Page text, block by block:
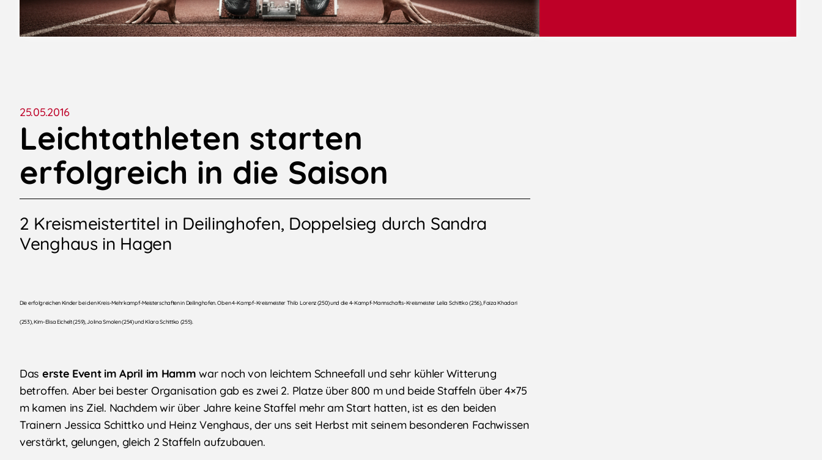
25.05.2016
Leichtathleten starten
erfolgreich in die Saison
2 Kreismeistertitel in Deilinghofen, Doppelsieg durch Sandra
Venghaus in Hagen
Die erfolgreichen Kinder bei den Kreis-Mehrkampf-Meisterschaften in Deilinghofen. Oben 4-Kampf-Kreismeister Thilo Lorenz (250) und die 4-Kampf-Mannschafts-Kreismeister Lelia Schittko (256), Faiza Khadari
(253), Kim-Elisa Eichelt (259), Jolina Smolen (254) und Klara Schittko (255).
Das erste Event im April im Hamm war noch von leichtem Schneefall und sehr kühler Witterung
betroffen. Aber bei bester Organisation gab es zwei 2. Platze über 800 m und beide Staffeln über 4×75
m kamen ins Ziel. Nachdem wir über Jahre keine Staffel mehr am Start hatten, ist es den beiden
Trainern Jessica Schittko und Heinz Venghaus, der uns seit Herbst mit seinem besonderen Fachwissen
verstärkt, gelungen, gleich 2 Staffeln aufzubauen.